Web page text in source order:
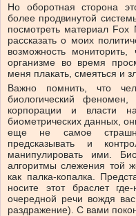
Но оборотная сторона
более продвинутой
посмотреть материал
рассказать о моих
возможность
организме во время
меня плакать, смеяться и
Важно помнить, что
биологический
корпорации и власти
биометрических данных,
еще не самое
предсказывать и
манипулировать ими.
алгоритмы слежения той
как палка-копалка.
носите этот браслет
очередной речи вождя
раздражение). С вами